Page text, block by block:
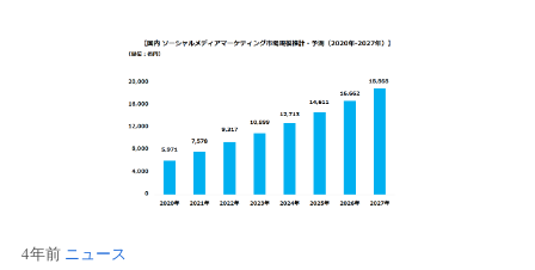
4年前 ニュース